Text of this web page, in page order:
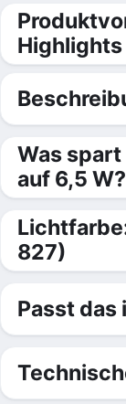
Highlights
Was
auf 6,5 W?
827)
Passt das